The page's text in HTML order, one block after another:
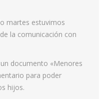
martes estuvimos
la comunicación con
documento «Menores
para poder
hijos.